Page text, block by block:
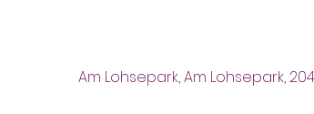
Am Lohsepark, Am Lohsepark,